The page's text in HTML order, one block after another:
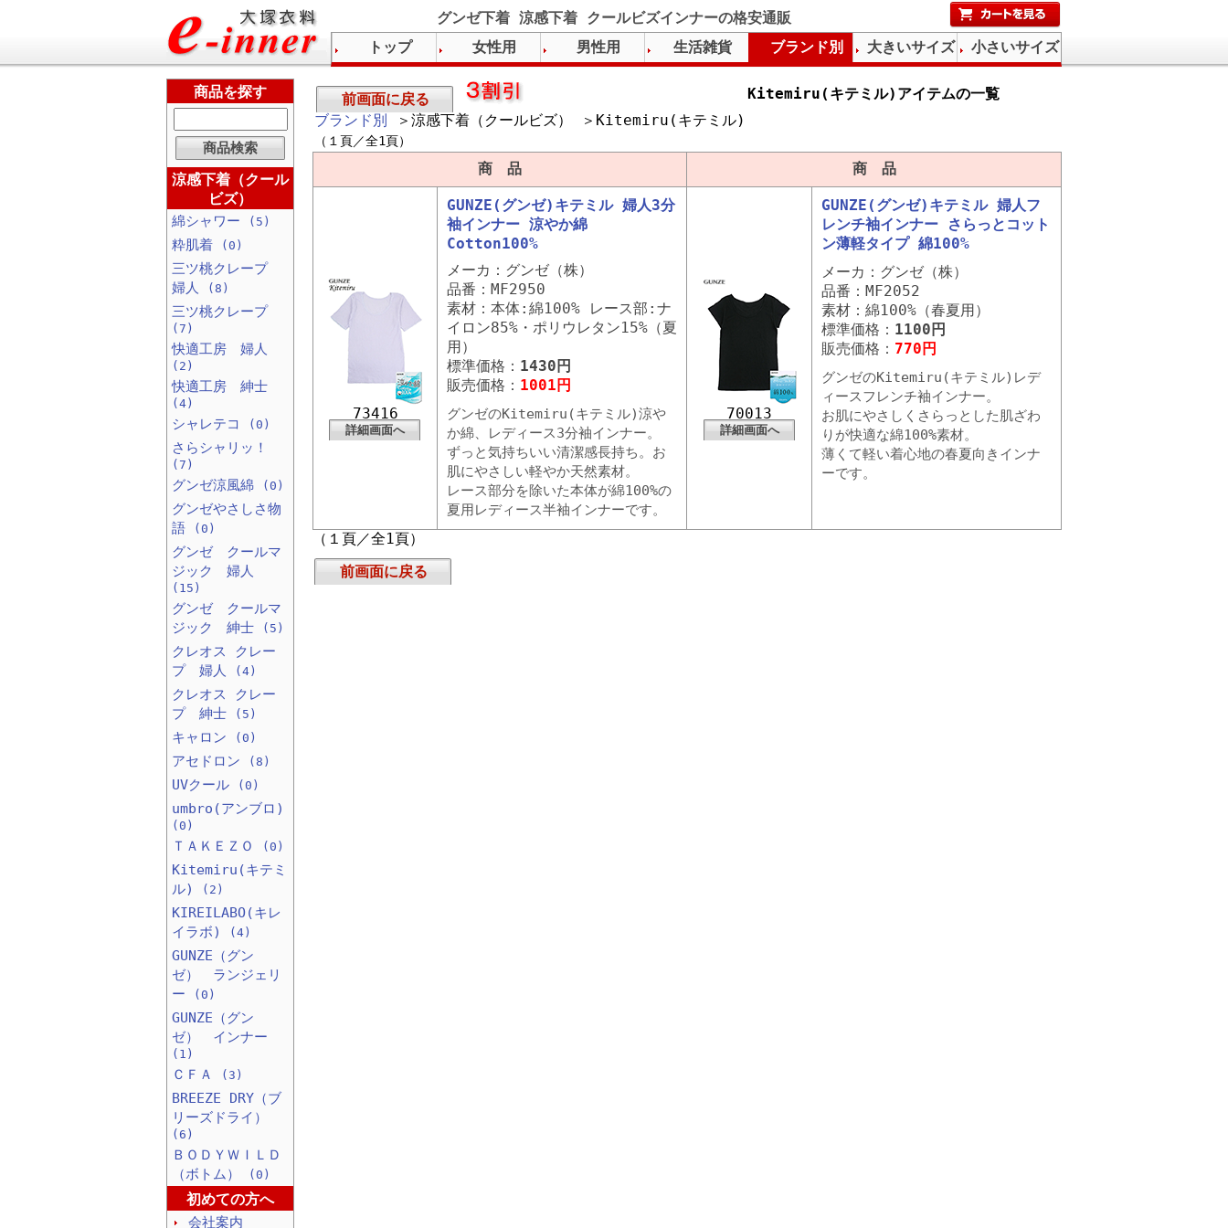
グンゼ下着 涼感下着 クールビズインナーの格安通販
前画面に戻る
Kitemiru(キテミル)アイテムの一覧
ブランド別 ＞涼感下着（クールビズ） ＞Kitemiru(キテミル)
（１頁／全1頁）
商 品 商 品
73416
詳細画面へ
GUNZE(グンゼ)キテミル 婦人3分
袖インナー 涼やか綿
Cotton100%
メーカ：グンゼ（株）
品番：MF2950
素材：本体:綿100% レース部:ナ
イロン85%・ポリウレタン15%（夏
用）
標準価格： 1430円
販売価格： 1001円
グンゼのKitemiru(キテミル)涼や
か綿、レディース3分袖インナー。
ずっと気持ちいい清潔感長持ち。お
肌にやさしい軽やか天然素材。
レース部分を除いた本体が綿100%の
夏用レディース半袖インナーです。
70013
詳細画面へ
GUNZE(グンゼ)キテミル 婦人フ
レンチ袖インナー さらっとコット
ン薄軽タイプ 綿100%
メーカ：グンゼ（株）
品番：MF2052
素材：綿100%（春夏用）
標準価格： 1100円
販売価格： 770円
グンゼのKitemiru(キテミル)レデ
ィースフレンチ袖インナー。
お肌にやさしくさらっとした肌ざわ
りが快適な綿100%素材。
薄くて軽い着心地の春夏向きインナ
ーです。
（１頁／全1頁）
前画面に戻る
商品を探す
涼感下着（クール
ビズ）
綿シャワー (5)
粋肌着 (0)
三ツ桃クレープ
婦人
(8)
三ツ桃クレープ
(7)
快適工房 婦人
(2)
快適工房 紳士
(4)
シャレテコ (0)
さらシャリッ！
(7)
グンゼ涼風綿 (0)
グンゼやさしさ物
語
(0)
グンゼ クールマ
ジック 婦人
(15)
グンゼ クールマ
ジック 紳士
(5)
クレオス クレー
プ 婦人
(4)
クレオス クレー
プ 紳士
(5)
キャロン (0)
アセドロン (8)
UVクール (0)
umbro(アンブロ)
(0)
ＴＡＫＥＺＯ (0)
Kitemiru(キテミ
ル)
(2)
KIREILABO(キレ
イラボ)
(4)
GUNZE（グン
ゼ） ランジェリ
ー
(0)
GUNZE（グン
ゼ） インナー
(1)
ＣＦＡ (3)
BREEZE DRY（ブ
リーズドライ）
(6)
ＢＯＤＹＷＩＬＤ
（ボトム）
(0)
初めての方へ
会社案内
トップ 女性用 男性用 生活雑貨 ブランド別 大きいサイズ 小さいサイズ